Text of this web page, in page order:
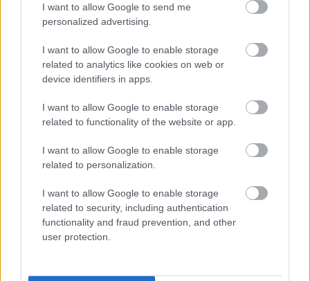
I want to allow Google to send me
personalized advertising.
I want to allow Google to enable storage
related to analytics like cookies on web or
device identifiers in apps.
I want to allow Google to enable storage
related to functionality of the website or app.
I want to allow Google to enable storage
related to personalization.
I want to allow Google to enable storage
related to security, including authentication
functionality and fraud prevention, and other
user protection.
A Coldplay ráadáskoncertet ad Budapesten a nagy
| 2023.07.25 16:26
Aki lemarad az elsőről, az a másodikra talán befér a Puskás
Arénába.